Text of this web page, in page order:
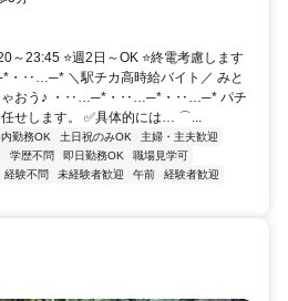
～23:45 ⭐週2日～OK ⭐終電考慮します
‥…─* ＼駅チカ高時給バイト／ みと
ゃおう♪ ・‥…─*・‥…─*・‥…─* パチ
せします。 ✅具体的には… ⌒...
勤務OK 土日祝のみOK
主婦・主夫歓迎
学歴不問 即日勤務OK
職場見学可
経験不問 未経験者歓迎 午前
経験者歓迎